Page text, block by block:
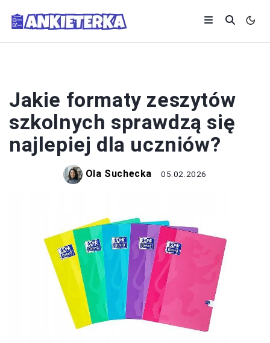
Jakie formaty zeszytów
szkolnych sprawdzą się
najlepiej dla uczniów?
Ola Suchecka 05.02.2026